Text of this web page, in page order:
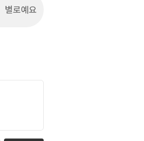
별로예요